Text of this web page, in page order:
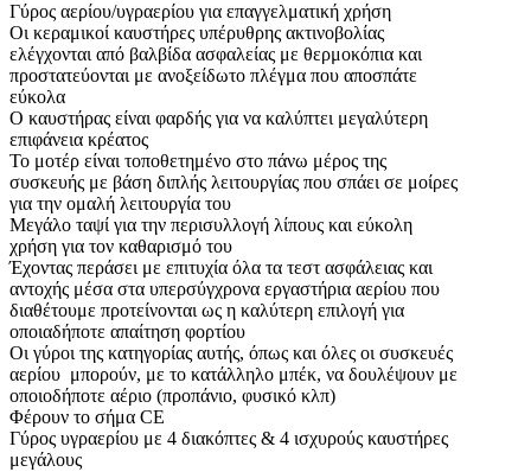
Γύρος αερίου/υγραερίου για επαγγελματική χρήση
Οι κεραμικοί καυστήρες υπέρυθρης ακτινοβολίας
ελέγχονται από βαλβίδα ασφαλείας με θερμοκόπια και
προστατεύονται με ανοξείδωτο πλέγμα που αποσπάτε
εύκολα
Ο καυστήρας είναι φαρδής για να καλύπτει μεγαλύτερη
επιφάνεια κρέατος
Το μοτέρ είναι τοποθετημένο στο πάνω μέρος της
συσκευής με βάση διπλής λειτουργίας που σπάει σε μοίρες
για την ομαλή λειτουργία του
Μεγάλο ταψί για την περισυλλογή λίπους και εύκολη
χρήση για τον καθαρισμό του
Έχοντας περάσει με επιτυχία όλα τα τεστ ασφάλειας και
αντοχής μέσα στα υπερσύγχρονα εργαστήρια αερίου που
διαθέτουμε προτείνονται ως η καλύτερη επιλογή για
οποιαδήποτε απαίτηση φορτίου
Οι γύροι της κατηγορίας αυτής, όπως και όλες οι συσκευές
αερίου μπορούν, με το κατάλληλο μπέκ, να δουλέψουν με
οποιοδήποτε αέριο (προπάνιο, φυσικό κλπ)
Φέρουν το σήμα CE
Γύρος υγραερίου με 4 διακόπτες & 4 ισχυρούς καυστήρες
μεγάλους